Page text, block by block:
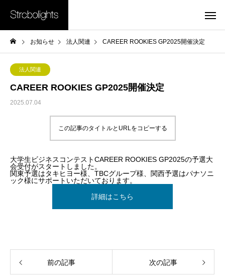
お知らせ 法人関連 CAREER ROOKIES GP2025開催決定
法人関連
CAREER ROOKIES GP2025開催決定
2025.07.04
この記事のタイトルとURLをコピーする
大学生ビジネスコンテストCAREER ROOKIES GP2025の予選大
会受付がスタートしました。
関東予選はタキヒヨー様、TBCグループ様、関西予選はパナソニ
ック様にサポートいただいております。
詳細はこちら
前の記事 次の記事